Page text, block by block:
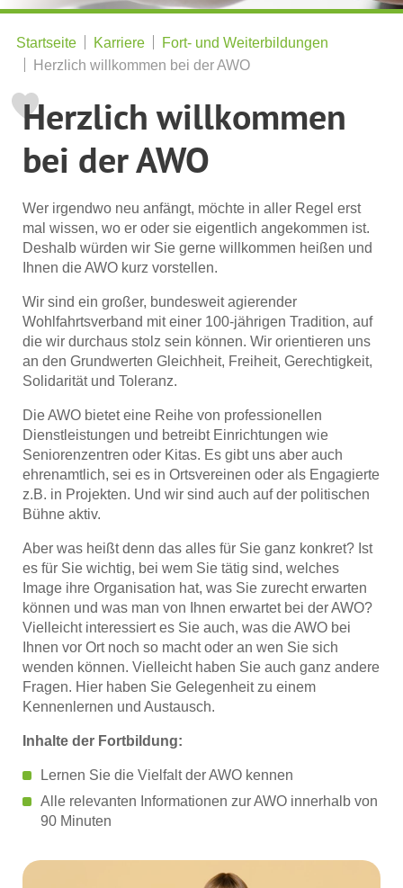
Startseite Karriere
Fort- und Weiterbildungen
Herzlich willkommen bei der AWO
Herzlich willkommen
bei der AWO
Wer irgendwo neu anfängt, möchte in aller Regel erst
mal wissen, wo er oder sie eigentlich angekommen ist.
Deshalb würden wir Sie gerne willkommen heißen und
Ihnen die AWO kurz vorstellen.
Wir sind ein großer, bundesweit agierender
Wohlfahrtsverband mit einer 100-jährigen Tradition, auf
die wir durchaus stolz sein können. Wir orientieren uns
an den Grundwerten Gleichheit, Freiheit, Gerechtigkeit,
Solidarität und Toleranz.
Die AWO bietet eine Reihe von professionellen
Dienstleistungen und betreibt Einrichtungen wie
Seniorenzentren oder Kitas. Es gibt uns aber auch
ehrenamtlich, sei es in Ortsvereinen oder als Engagierte
z.B. in Projekten. Und wir sind auch auf der politischen
Bühne aktiv.
Aber was heißt denn das alles für Sie ganz konkret? Ist
es für Sie wichtig, bei wem Sie tätig sind, welches
Image ihre Organisation hat, was Sie zurecht erwarten
können und was man von Ihnen erwartet bei der AWO?
Vielleicht interessiert es Sie auch, was die AWO bei
Ihnen vor Ort noch so macht oder an wen Sie sich
wenden können. Vielleicht haben Sie auch ganz andere
Fragen. Hier haben Sie Gelegenheit zu einem
Kennenlernen und Austausch.
Inhalte der Fortbildung:
Lernen Sie die Vielfalt der AWO kennen
Alle relevanten Informationen zur AWO innerhalb von
90 Minuten